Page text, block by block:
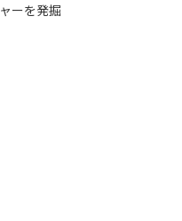
ャーを発掘